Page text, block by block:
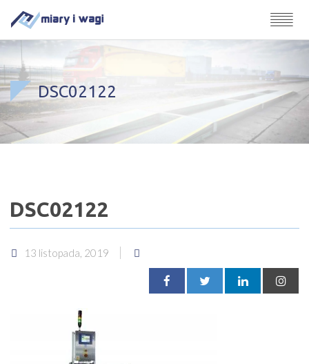
DSC02122
DSC02122
13 listopada, 2019